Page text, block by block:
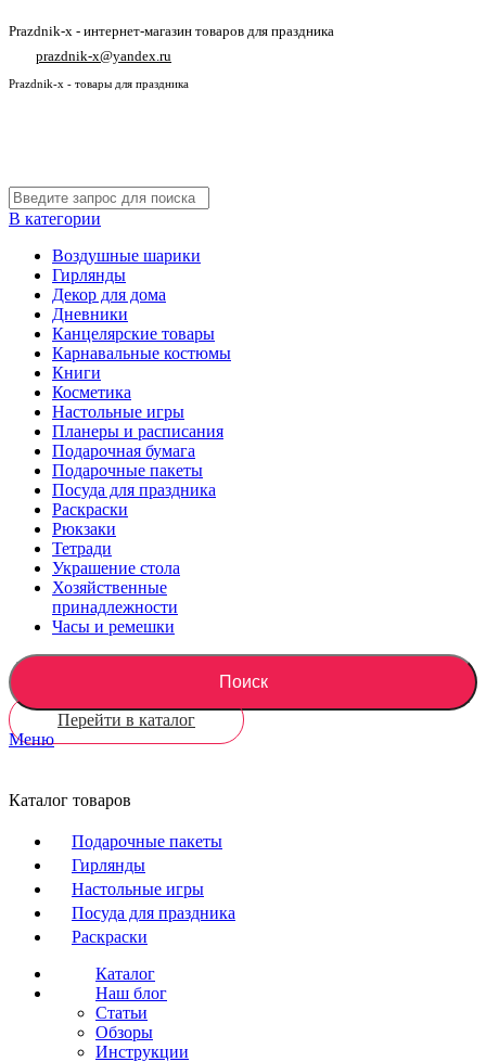
Prazdnik-x - интернет-магазин товаров для праздника
prazdnik-x@yandex.ru
Prazdnik-x - товары для праздника
В категории
Воздушные шарики
Гирлянды
Декор для дома
Дневники
Канцелярские товары
Карнавальные костюмы
Книги
Косметика
Настольные игры
Планеры и расписания
Подарочная бумага
Подарочные пакеты
Посуда для праздника
Раскраски
Рюкзаки
Тетради
Украшение стола
Хозяйственные
принадлежности
Часы и ремешки
Поиск
Перейти в каталог
Меню
Каталог товаров
Подарочные пакеты
Гирлянды
Настольные игры
Посуда для праздника
Раскраски
Каталог
Наш блог
Статьи
Обзоры
Инструкции